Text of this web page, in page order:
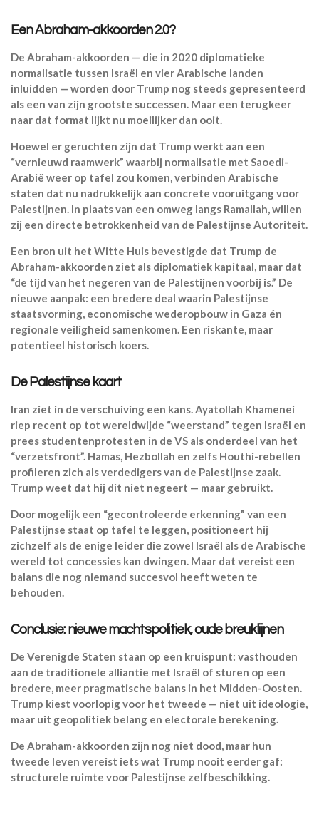
Een Abraham-akkoorden 2.0?
De Abraham-akkoorden — die in 2020 diplomatieke
normalisatie tussen Israël en vier Arabische landen
inluidden — worden door Trump nog steeds gepresenteerd
als een van zijn grootste successen. Maar een terugkeer
naar dat format lijkt nu moeilijker dan ooit.
Hoewel er geruchten zijn dat Trump werkt aan een
“vernieuwd raamwerk” waarbij normalisatie met Saoedi-
Arabië weer op tafel zou komen, verbinden Arabische
staten dat nu nadrukkelijk aan concrete vooruitgang voor
Palestijnen. In plaats van een omweg langs Ramallah, willen
zij een directe betrokkenheid van de Palestijnse Autoriteit.
Een bron uit het Witte Huis bevestigde dat Trump de
Abraham-akkoorden ziet als diplomatiek kapitaal, maar dat
“de tijd van het negeren van de Palestijnen voorbij is.” De
nieuwe aanpak: een bredere deal waarin Palestijnse
staatsvorming, economische wederopbouw in Gaza én
regionale veiligheid samenkomen. Een riskante, maar
potentieel historisch koers.
De Palestijnse kaart
Iran ziet in de verschuiving een kans. Ayatollah Khamenei
riep recent op tot wereldwijde “weerstand” tegen Israël en
prees studentenprotesten in de VS als onderdeel van het
“verzetsfront”. Hamas, Hezbollah en zelfs Houthi-rebellen
profileren zich als verdedigers van de Palestijnse zaak.
Trump weet dat hij dit niet negeert — maar gebruikt.
Door mogelijk een “gecontroleerde erkenning” van een
Palestijnse staat op tafel te leggen, positioneert hij
zichzelf als de enige leider die zowel Israël als de Arabische
wereld tot concessies kan dwingen. Maar dat vereist een
balans die nog niemand succesvol heeft weten te
behouden.
Conclusie: nieuwe machtspolitiek, oude breuklijnen
De Verenigde Staten staan op een kruispunt: vasthouden
aan de traditionele alliantie met Israël of sturen op een
bredere, meer pragmatische balans in het Midden-Oosten.
Trump kiest voorlopig voor het tweede — niet uit ideologie,
maar uit geopolitiek belang en electorale berekening.
De Abraham-akkoorden zijn nog niet dood, maar hun
tweede leven vereist iets wat Trump nooit eerder gaf:
structurele ruimte voor Palestijnse zelfbeschikking.